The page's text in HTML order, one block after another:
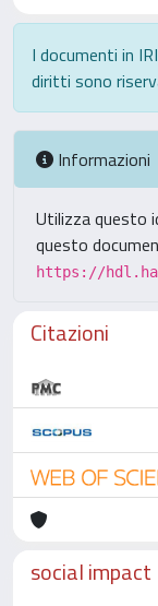
I documenti in
diritti sono
Informazioni
Utilizza questo
questo
https://
Citazioni
social impact